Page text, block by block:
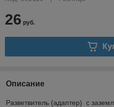
26 руб.
Описание
Разветвитель (адаптер) с